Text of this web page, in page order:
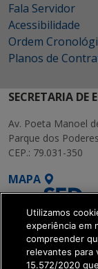
Fala Servidor
Acessibilidade
Ordem
Planos de
SECRETARIA DE
Av. Poeta Manoel
Parque dos
CEP.: 79.031-350
MAPA
Utilizamos
experiência em
compreender
relevantes para
15.572/2020